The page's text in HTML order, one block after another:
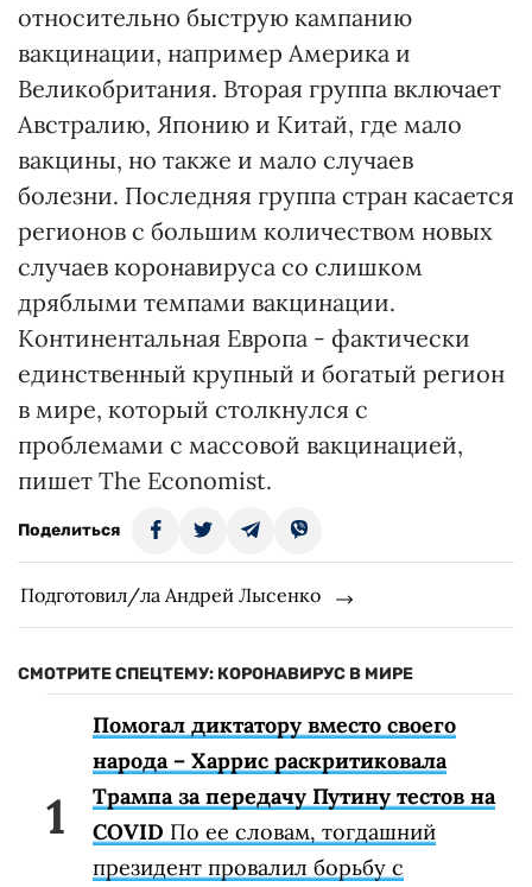
относительно быструю кампанию
вакцинации, например Америка и
Великобритания. Вторая группа включает
Австралию, Японию и Китай, где мало
вакцины, но также и мало случаев
болезни. Последняя группа стран касается
регионов с большим количеством новых
случаев коронавируса со слишком
дряблыми темпами вакцинации.
Континентальная Европа - фактически
единственный крупный и богатый регион
в мире, который столкнулся с
проблемами с массовой вакцинацией,
пишет The Economist.
Поделиться
Подготовил/ла Андрей Лысенко
СМОТРИТЕ СПЕЦТЕМУ: КОРОНАВИРУС В МИРЕ
Помогал диктатору вместо своего
народа – Харрис раскритиковала
Трампа за передачу Путину тестов на
COVID По ее словам, тогдашний
президент провалил борьбу с